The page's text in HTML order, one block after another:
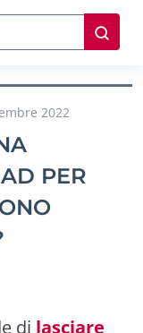
2022
PER
di lasciare